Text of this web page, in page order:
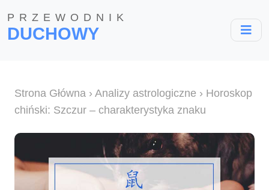
PRZEWODNIK
DUCHOWY
Strona Główna › Analizy astrologiczne › Horoskop
chiński: Szczur – charakterystyka znaku